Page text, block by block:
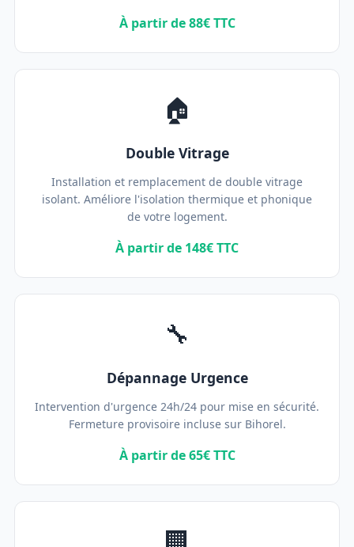
À partir de 88€ TTC
🏠
Double Vitrage
Installation et remplacement de double vitrage
isolant. Améliore l'isolation thermique et phonique
de votre logement.
À partir de 148€ TTC
🔧
Dépannage Urgence
Intervention d'urgence 24h/24 pour mise en sécurité.
Fermeture provisoire incluse sur Bihorel.
À partir de 65€ TTC